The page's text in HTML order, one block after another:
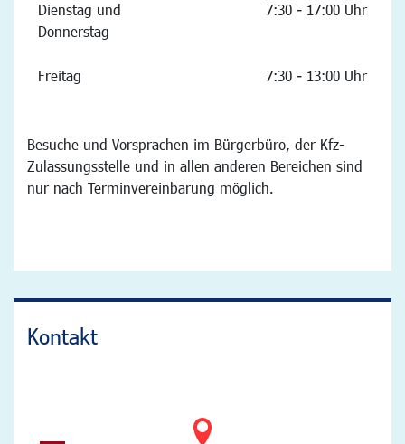
Dienstag und
Donnerstag
7:30 - 17:00 Uhr
Freitag 7:30 - 13:00 Uhr
Besuche und Vorsprachen im Bürgerbüro, der Kfz-
Zulassungsstelle und in allen anderen Bereichen sind
nur nach Terminvereinbarung möglich.
Kontakt